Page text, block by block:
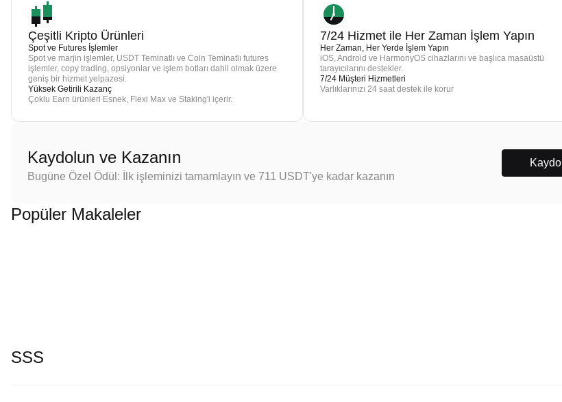
Çeşitli Kripto Ürünleri
Spot ve Futures İşlemler
Spot ve marjin işlemler, USDT Teminatlı ve Coin Teminatlı futures
işlemler, copy trading, opsiyonlar ve işlem botları dahil olmak üzere
geniş bir hizmet yelpazesi.
Yüksek Getirili Kazanç
Çoklu Earn ürünleri Esnek, Flexi Max ve Staking'i içerir.
7/24 Hizmet ile Her Zaman İşlem Yapın
Her Zaman, Her Yerde İşlem Yapın
iOS, Android ve HarmonyOS cihazlarını ve başlıca masaüstü
tarayıcılarını destekler.
7/24 Müşteri Hizmetleri
Varlıklarınızı 24 saat destek ile korur
Kaydolun ve Kazanın
Bugüne Özel Ödül: İlk işleminizi tamamlayın ve 711 USDT'ye kadar kazanın
Kaydol
Popüler Makaleler
SSS